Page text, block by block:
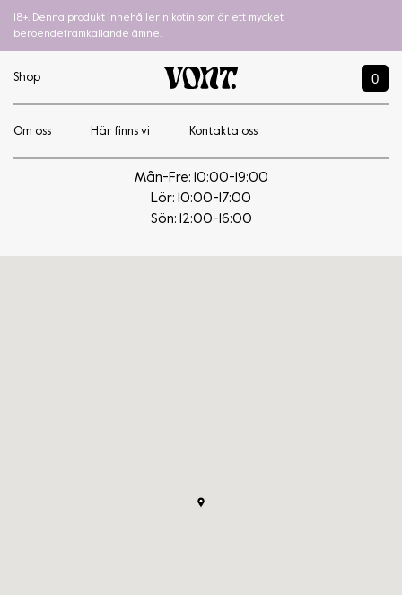
18+. Denna produkt innehåller nikotin som är ett mycket
beroendeframkallande ämne.
Shop 0
Om oss Här finns vi Kontakta oss
Grändens Spel & Tobak
Mån-Fre: 10:00-19:00
Lör: 10:00-17:00
Sön: 12:00-16:00